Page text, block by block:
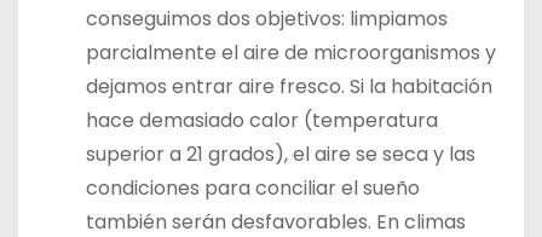
conseguimos dos objetivos: limpiamos
parcialmente el aire de microorganismos y
dejamos entrar aire fresco. Si la habitación
hace demasiado calor (temperatura
superior a 21 grados), el aire se seca y las
condiciones para conciliar el sueño
también serán desfavorables. En climas